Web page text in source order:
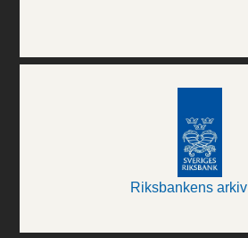
Riksbankens arkiv